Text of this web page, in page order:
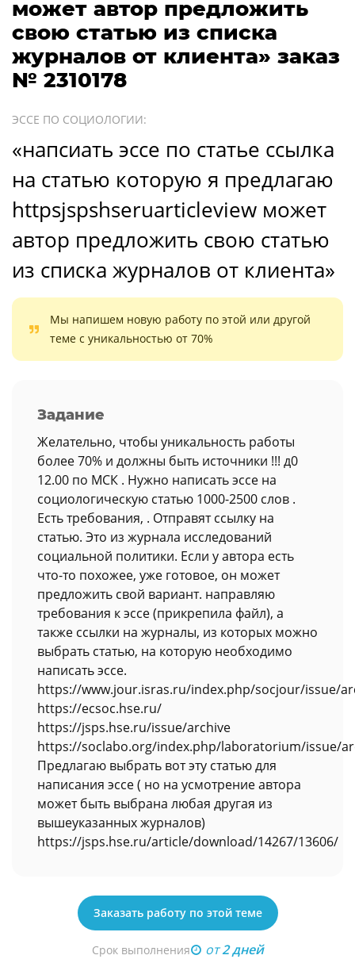
может автор предложить
свою статью из списка
журналов от клиента» заказ
№ 2310178
ЭССЕ ПО СОЦИОЛОГИИ:
«напсиать эссе по статье ссылка
на статью которую я предлагаю
httpsjspshseruarticleview может
автор предложить свою статью
из списка журналов от клиента»
Мы напишем новую работу по этой или другой
теме с уникальностью от 70%
Задание
Желательно, чтобы уникальность работы
более 70% и должны быть источники !!! д0
12.00 по МСК . Нужно написать эссе на
социологическую статью 1000-2500 слов .
Есть требования, . Отправят ссылку на
статью. Это из журнала исследований
социальной политики. Если у автора есть
что-то похожее, уже готовое, он может
предложить свой вариант. направляю
требования к эссе (прикрепила файл), а
также ссылки на журналы, из которых можно
выбрать статью, на которую необходимо
написать эссе.
https://www.jour.isras.ru/index.php/socjour/issue/
https://ecsoc.hse.ru/
https://jsps.hse.ru/issue/archive
https://soclabo.org/index.php/laboratorium/issue/
Предлагаю выбрать вот эту статью для
написания эссе ( но на усмотрение автора
может быть выбрана любая другая из
вышеуказанных журналов)
https://jsps.hse.ru/article/download/14267/13606/
Заказать работу по этой теме
Срок выполнения от2 дней